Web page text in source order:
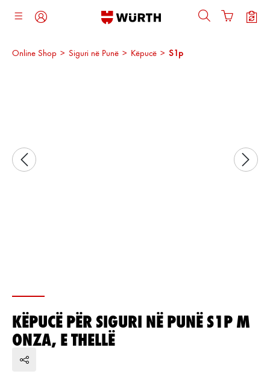
kryesore
Online Shop > Siguri në Punë > Këpucë > S1p
KËPUCË PËR SIGURI NË PUNË S1P M
ONZA, E THELLË